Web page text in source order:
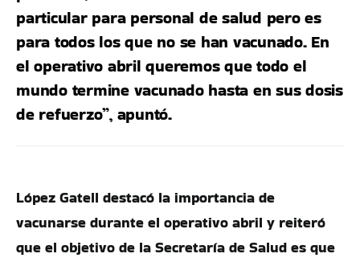
particular para personal de salud pero es
para todos los que no se han vacunado. En
el operativo abril queremos que todo el
mundo termine vacunado hasta en sus dosis
de refuerzo”, apuntó.
López Gatell destacó la importancia de
vacunarse durante el operativo abril y reiteró
que el objetivo de la Secretaría de Salud es que